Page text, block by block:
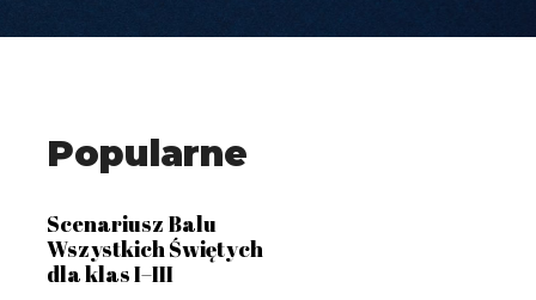
Popularne
Scenariusz Balu
Wszystkich Świętych
dla klas I–III